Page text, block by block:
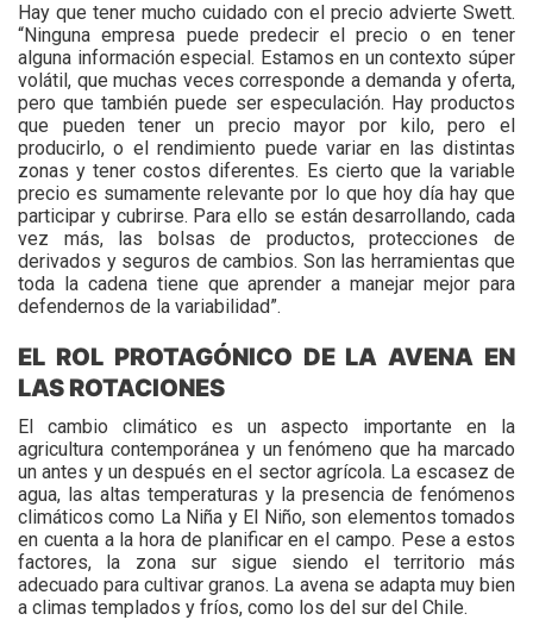
Hay que tener mucho cuidado con el precio advierte Swett.
“Ninguna empresa puede predecir el precio o en tener
alguna información especial. Estamos en un contexto súper
volátil, que muchas veces corresponde a demanda y oferta,
pero que también puede ser especulación. Hay productos
que pueden tener un precio mayor por kilo, pero el
producirlo, o el rendimiento puede variar en las distintas
zonas y tener costos diferentes. Es cierto que la variable
precio es sumamente relevante por lo que hoy día hay que
participar y cubrirse. Para ello se están desarrollando, cada
vez más, las bolsas de productos, protecciones de
derivados y seguros de cambios. Son las herramientas que
toda la cadena tiene que aprender a manejar mejor para
defendernos de la variabilidad”.
EL ROL PROTAGÓNICO DE LA AVENA EN
LAS ROTACIONES
El cambio climático es un aspecto importante en la
agricultura contemporánea y un fenómeno que ha marcado
un antes y un después en el sector agrícola. La escasez de
agua, las altas temperaturas y la presencia de fenómenos
climáticos como La Niña y El Niño, son elementos tomados
en cuenta a la hora de planificar en el campo. Pese a estos
factores, la zona sur sigue siendo el territorio más
adecuado para cultivar granos. La avena se adapta muy bien
a climas templados y fríos, como los del sur del Chile.